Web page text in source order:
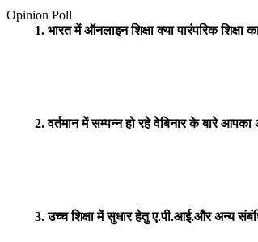
Opinion Poll
1. भारत में ऑनलाइन शिक्षा क्या पारंपरिक शिक्षा
2. वर्तमान में सम्पन्न हो रहे वेबिनार के बारे
3. उच्च शिक्षा में सुधार हेतु ए.पी.आई.और अन्य